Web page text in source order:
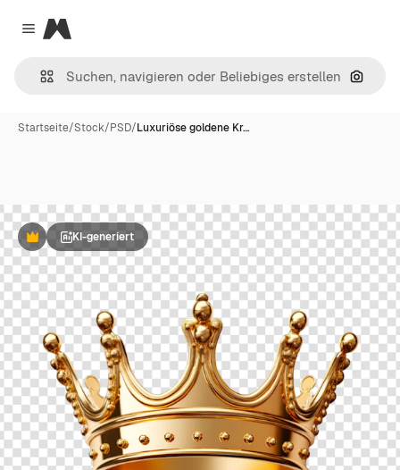
Close menu
Magnific
Nach
Startseite/Stock/PSD/Luxuriöse goldene Kr…
PremiumKI-generiert